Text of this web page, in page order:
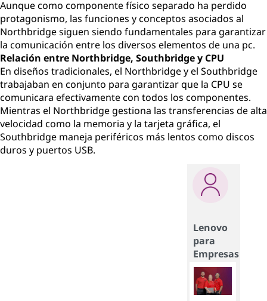
Aunque como componente físico separado ha perdido
protagonismo, las funciones y conceptos asociados al
Northbridge siguen siendo fundamentales para garantizar
la comunicación entre los diversos elementos de una pc.
Relación entre Northbridge, Southbridge y CPU
En diseños tradicionales, el Northbridge y el Southbridge
trabajaban en conjunto para garantizar que la CPU se
comunicara efectivamente con todos los componentes.
Mientras el Northbridge gestiona las transferencias de alta
velocidad como la memoria y la tarjeta gráfica, el
Southbridge maneja periféricos más lentos como discos
duros y puertos USB.
Lenovo
para
Empresas